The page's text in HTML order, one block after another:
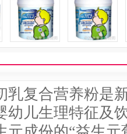
复合营养粉是
幼儿生理特征及